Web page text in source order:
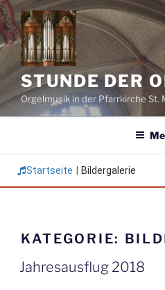
Zum
Inhalt
springen
STUNDE DER
Orgelmusik in der Pfarrkirche St.
Startseite Bildergalerie
KATEGORIE:
Jahresausflug 2018